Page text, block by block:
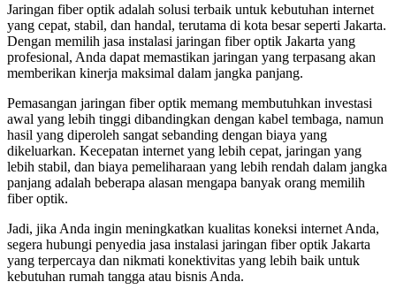
Jaringan fiber optik adalah solusi terbaik untuk kebutuhan internet
yang cepat, stabil, dan handal, terutama di kota besar seperti Jakarta.
Dengan memilih jasa instalasi jaringan fiber optik Jakarta yang
profesional, Anda dapat memastikan jaringan yang terpasang akan
memberikan kinerja maksimal dalam jangka panjang.
Pemasangan jaringan fiber optik memang membutuhkan investasi
awal yang lebih tinggi dibandingkan dengan kabel tembaga, namun
hasil yang diperoleh sangat sebanding dengan biaya yang
dikeluarkan. Kecepatan internet yang lebih cepat, jaringan yang
lebih stabil, dan biaya pemeliharaan yang lebih rendah dalam jangka
panjang adalah beberapa alasan mengapa banyak orang memilih
fiber optik.
Jadi, jika Anda ingin meningkatkan kualitas koneksi internet Anda,
segera hubungi penyedia jasa instalasi jaringan fiber optik Jakarta
yang terpercaya dan nikmati konektivitas yang lebih baik untuk
kebutuhan rumah tangga atau bisnis Anda.